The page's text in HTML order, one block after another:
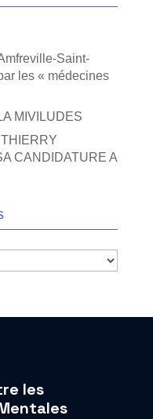
Saint-
les « médecines
MIVILUDES
CANDIDATURE A
les